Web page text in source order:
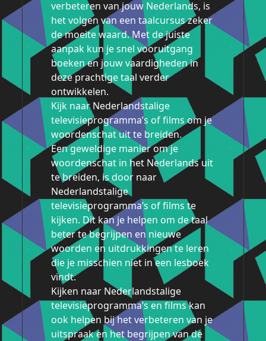
verbeteren van jouw Nederlands, is
het volgen van een taalcursus zeker
de moeite waard. Met de juiste
aanpak kun je snel vooruitgang
boeken en jouw vaardigheden in
deze prachtige taal verder
ontwikkelen.
Kijk naar Nederlandstalige
televisieprogramma’s of films om je
woordenschat uit te breiden.
Een geweldige manier om je
woordenschat in het Nederlands uit
te breiden, is door naar
Nederlandstalige
televisieprogramma’s of films te
kijken. Dit kan je helpen om de taal
beter te begrijpen en nieuwe
woorden en uitdrukkingen te leren
die je misschien niet in een lesboek
vindt.
Kijken naar Nederlandstalige
televisieprogramma’s en films kan
ook helpen bij het verbeteren van je
uitspraak en het begrijpen van de